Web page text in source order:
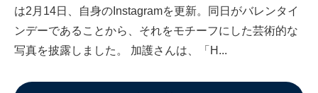
は2月14日、自身のInstagramを更新。同日がバレンタイ
ンデーであることから、それをモチーフにした芸術的な
写真を披露しました。 加護さんは、「H...